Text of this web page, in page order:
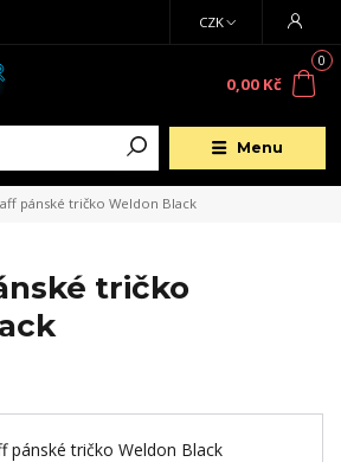
Menu
CZK
0
0,00 Kč
pánské tričko Weldon Black
tričko